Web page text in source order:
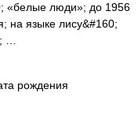
«белые люди»; до 1956
на языке лису&#160;
…
рождения